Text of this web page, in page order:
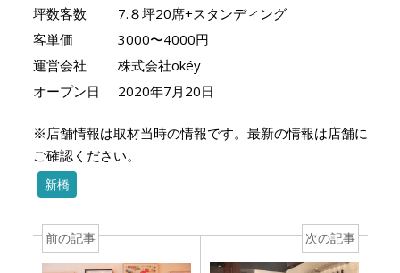
坪数客数
7.８坪20席+スタンディング
客単価
3000〜4000円
運営会社
株式会社okéy
オープン日
2020年7月20日
※店舗情報は取材当時の情報です。最新の情報は店舗に
ご確認ください。
新橋
前の記事 次の記事